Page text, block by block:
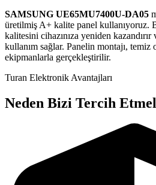
SAMSUNG UE65MU7400U-DA05
üretilmiş A+ kalite panel kullanıyoruz.
kalitesini cihazınıza yeniden
kullanım sağlar. Panelin montajı, temiz
ekipmanlarla gerçekleştirilir.
Turan Elektronik Avantajları
Neden Bizi Tercih